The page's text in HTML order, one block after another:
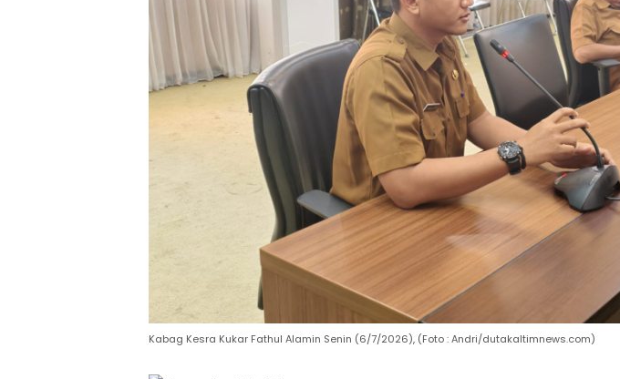
Kabag Kesra Kukar Fathul Alamin Senin (6/7/2026), (Foto : Andri/dutakaltimnews.com)